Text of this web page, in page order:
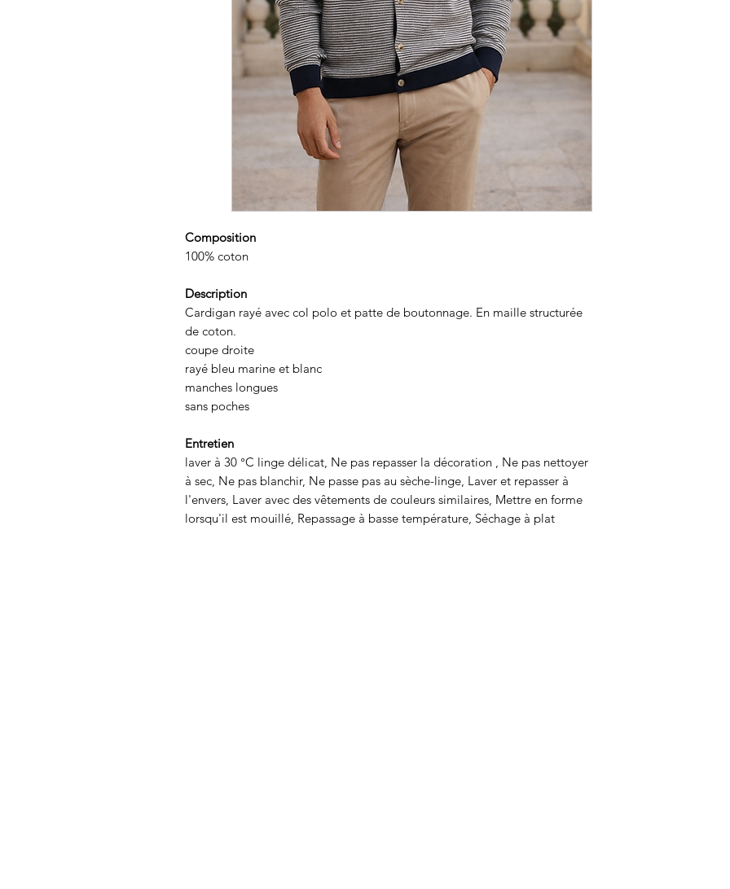
Composition
100% coton
Description
Cardigan rayé avec col polo et patte de boutonnage. En maille structurée
de coton.
coupe droite
rayé bleu marine et blanc
manches longues
sans poches
Entretien
laver à 30 °C linge délicat, Ne pas repasser la décoration , Ne pas nettoyer
à sec, Ne pas blanchir, Ne passe pas au sèche-linge, Laver et repasser à
l'envers, Laver avec des vêtements de couleurs similaires, Mettre en forme
lorsqu'il est mouillé, Repassage à basse température, Séchage à plat